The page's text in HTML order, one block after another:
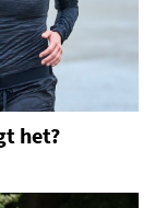
het?